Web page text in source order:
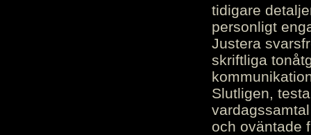
tidigare
personligt
Justera
skriftliga
Slutligen,
och oväntade